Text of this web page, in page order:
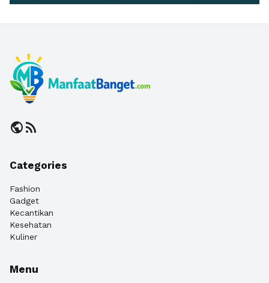
publicrss_feed
Categories
Fashion
Gadget
Kecantikan
Kesehatan
Kuliner
Menu